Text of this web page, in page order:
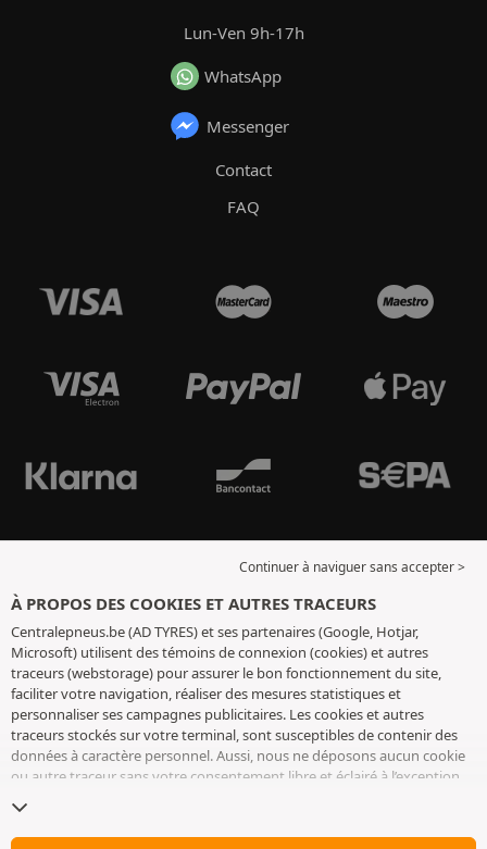
Lun-Ven 9h-17h
WhatsApp
Messenger
Contact
FAQ
Continuer à naviguer sans accepter >
À PROPOS DES COOKIES ET AUTRES TRACEURS
Centralepneus.be (AD TYRES) et ses partenaires (Google, Hotjar,
Microsoft) utilisent des témoins de connexion (cookies) et autres
traceurs (webstorage) pour assurer le bon fonctionnement du site,
faciliter votre navigation, réaliser des mesures statistiques et
personnaliser ses campagnes publicitaires. Les cookies et autres
traceurs stockés sur votre terminal, sont susceptibles de contenir des
données à caractère personnel. Aussi, nous ne déposons aucun cookie
ou autre traceur sans votre consentement libre et éclairé à l’exception
conservons votre choix pendant 6 mois. Vous pouvez retirer votre
consentement à tout moment en vous rendant sur lapage cookies et